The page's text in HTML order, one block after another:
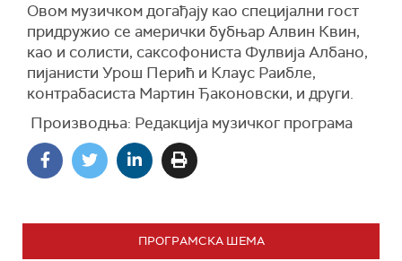
Овом музичком догађају као специјални гост
придружио се амерички бубњар Алвин Квин,
као и солисти, саксофониста ФулвијаАлбано,
пијанисти Урош Перић и Клаус Раибле,
контрабасиста Мартин Ђаконовски, и други.
Производња: Редакција музичког програма
ПРОГРАМСКА ШЕМА